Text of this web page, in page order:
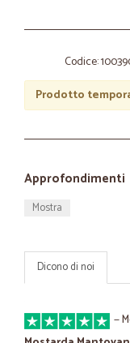
Codice:
Prodotto
Approfondimenti
Mostra
Dicono di noi
—